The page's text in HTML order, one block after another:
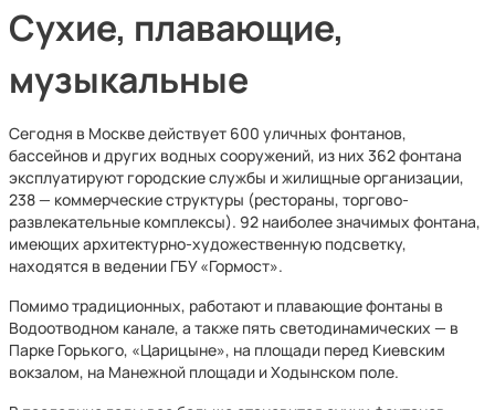
Сухие, плавающие,
музыкальные
Сегодня в Москве действует 600 уличных фонтанов,
бассейнов и других водных сооружений, из них 362 фонтана
эксплуатируют городские службы и жилищные организации,
238 — коммерческие структуры (рестораны, торгово-
развлекательные комплексы). 92 наиболее значимых фонтана,
имеющих архитектурно-художественную подсветку,
находятся в ведении ГБУ «Гормост».
Помимо традиционных, работают и плавающие фонтаны в
Водоотводном канале, а также пять светодинамических — в
Парке Горького, «Царицыне», на площади перед Киевским
вокзалом, на Манежной площади и Ходынском поле.